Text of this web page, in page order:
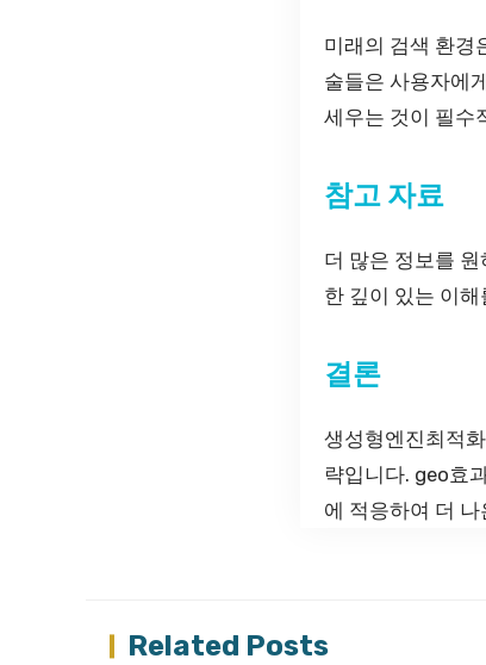
미래의 검색 환경
술들은 사용자에
세우는 것이 필수
참고 자료
더 많은 정보를 원
한 깊이 있는 이
결론
생성형엔진최적
략입니다. geo효
에 적응하여 더
Related Posts